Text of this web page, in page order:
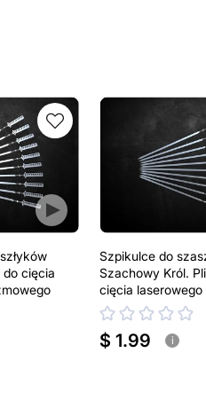
do cięcia
Szpikulce do
Szachowy Król.
cięcia laserowego
plazmowego
$ 1.99 i